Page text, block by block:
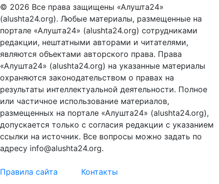
© 2026 Все права защищены «Алушта24»
(alushta24.org). Любые материалы, размещенные на
портале «Алушта24» (alushta24.org) сотрудниками
редакции, нештатными авторами и читателями,
являются объектами авторского права. Права
«Алушта24» (alushta24.org) на указанные материалы
охраняются законодательством о правах на
результаты интеллектуальной деятельности. Полное
или частичное использование материалов,
размещенных на портале «Алушта24» (alushta24.org),
допускается только с согласия редакции с указанием
ссылки на источник. Все вопросы можно задать по
адресу info@alushta24.org.
Правила сайта Контакты